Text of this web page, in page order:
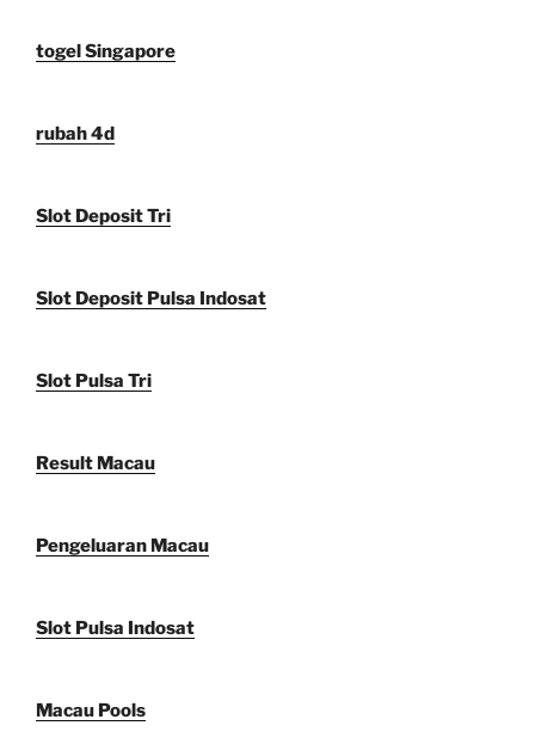
togel Singapore
rubah 4d
Slot Deposit Tri
Slot Deposit Pulsa Indosat
Slot Pulsa Tri
Result Macau
Pengeluaran Macau
Slot Pulsa Indosat
Macau Pools